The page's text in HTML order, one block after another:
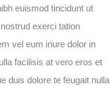
euismod tincidunt ut
exerci tation
vel eum iriure dolor in
facilisis at vero eros et
duis dolore te feugait nulla